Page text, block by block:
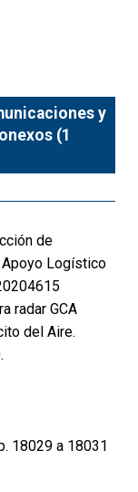
y
(1
de
Logístico
radar GCA
del Aire.
18029 a 18031